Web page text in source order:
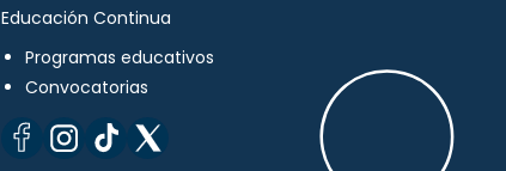
Educación Continua
Programas educativos
Convocatorias